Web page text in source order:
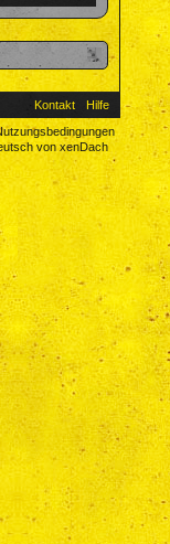
Kontakt
Hilfe
von xenDach